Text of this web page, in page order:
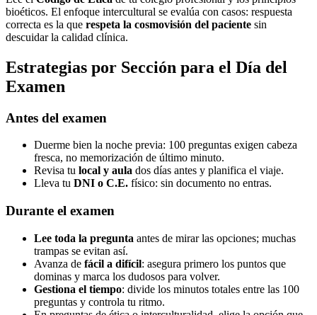
bioéticos. El enfoque intercultural se evalúa con casos: respuesta
correcta es la que respeta la cosmovisión del paciente sin
descuidar la calidad clínica.
Estrategias por Sección para el Día del
Examen
Antes del examen
Duerme bien la noche previa: 100 preguntas exigen cabeza
fresca, no memorización de último minuto.
Revisa tu local y aula dos días antes y planifica el viaje.
Lleva tu DNI o C.E. físico: sin documento no entras.
Durante el examen
Lee toda la pregunta antes de mirar las opciones; muchas
trampas se evitan así.
Avanza de fácil a difícil: asegura primero los puntos que
dominas y marca los dudosos para volver.
Gestiona el tiempo: divide los minutos totales entre las 100
preguntas y controla tu ritmo.